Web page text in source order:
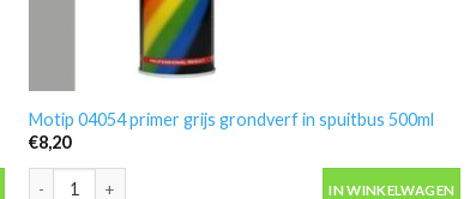
Motip 04054 primer grijs grondverf in spuitbus 500ml
€8,20
Motip 04054 primer grijs grondverf in spuitbus 500ml aantal
IN WINKELWAGEN